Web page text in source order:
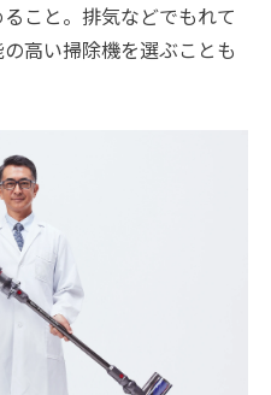
こと。排気などでもれて
高い掃除機を選ぶことも